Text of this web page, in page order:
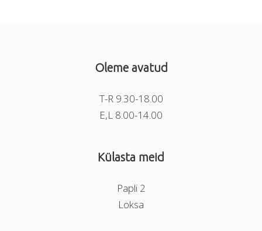
Oleme avatud
T-R 9.30-18.00
E,L 8.00-14.00
Külasta meid
Papli 2
Loksa